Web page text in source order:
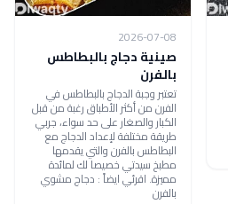
2026-07-08
صينية دجاج بالبطاطس
بالفرن
تعتبر وجبة الدجاج بالبطاطس في
الفرن من أكثر الأطباق رغبة من قبل
الكبار والصغار على حد سواء، جربي
طريقة مختلفة لإعداد الدجاج مع
البطاطس بالفرن والتي يقدمها
مطبخ سيدتي خصيصا لك لمائدة
مميزة. اقرئي ايضاً : دجاج مشوي
بالفرن